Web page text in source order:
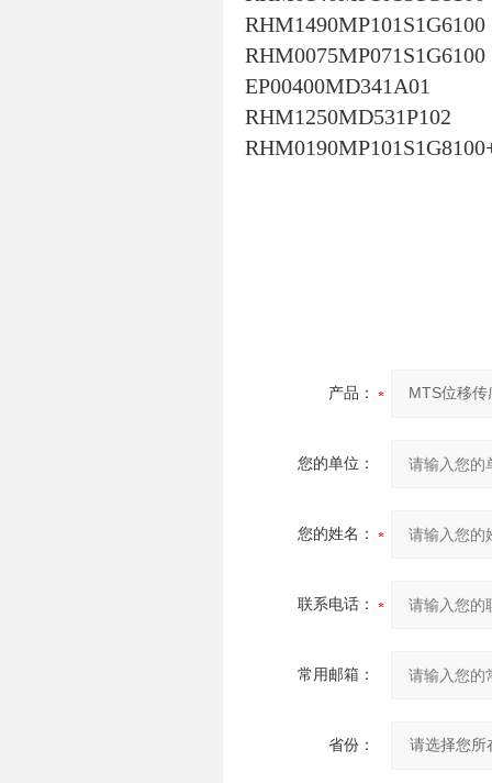
RHM1490MP101S1G6100
RHM0075MP071S1G6100
EP00400MD341A01
RHM1250MD531P102
产品：
您的单位：
您的姓名：
联系电话：
常用邮箱：
省份：